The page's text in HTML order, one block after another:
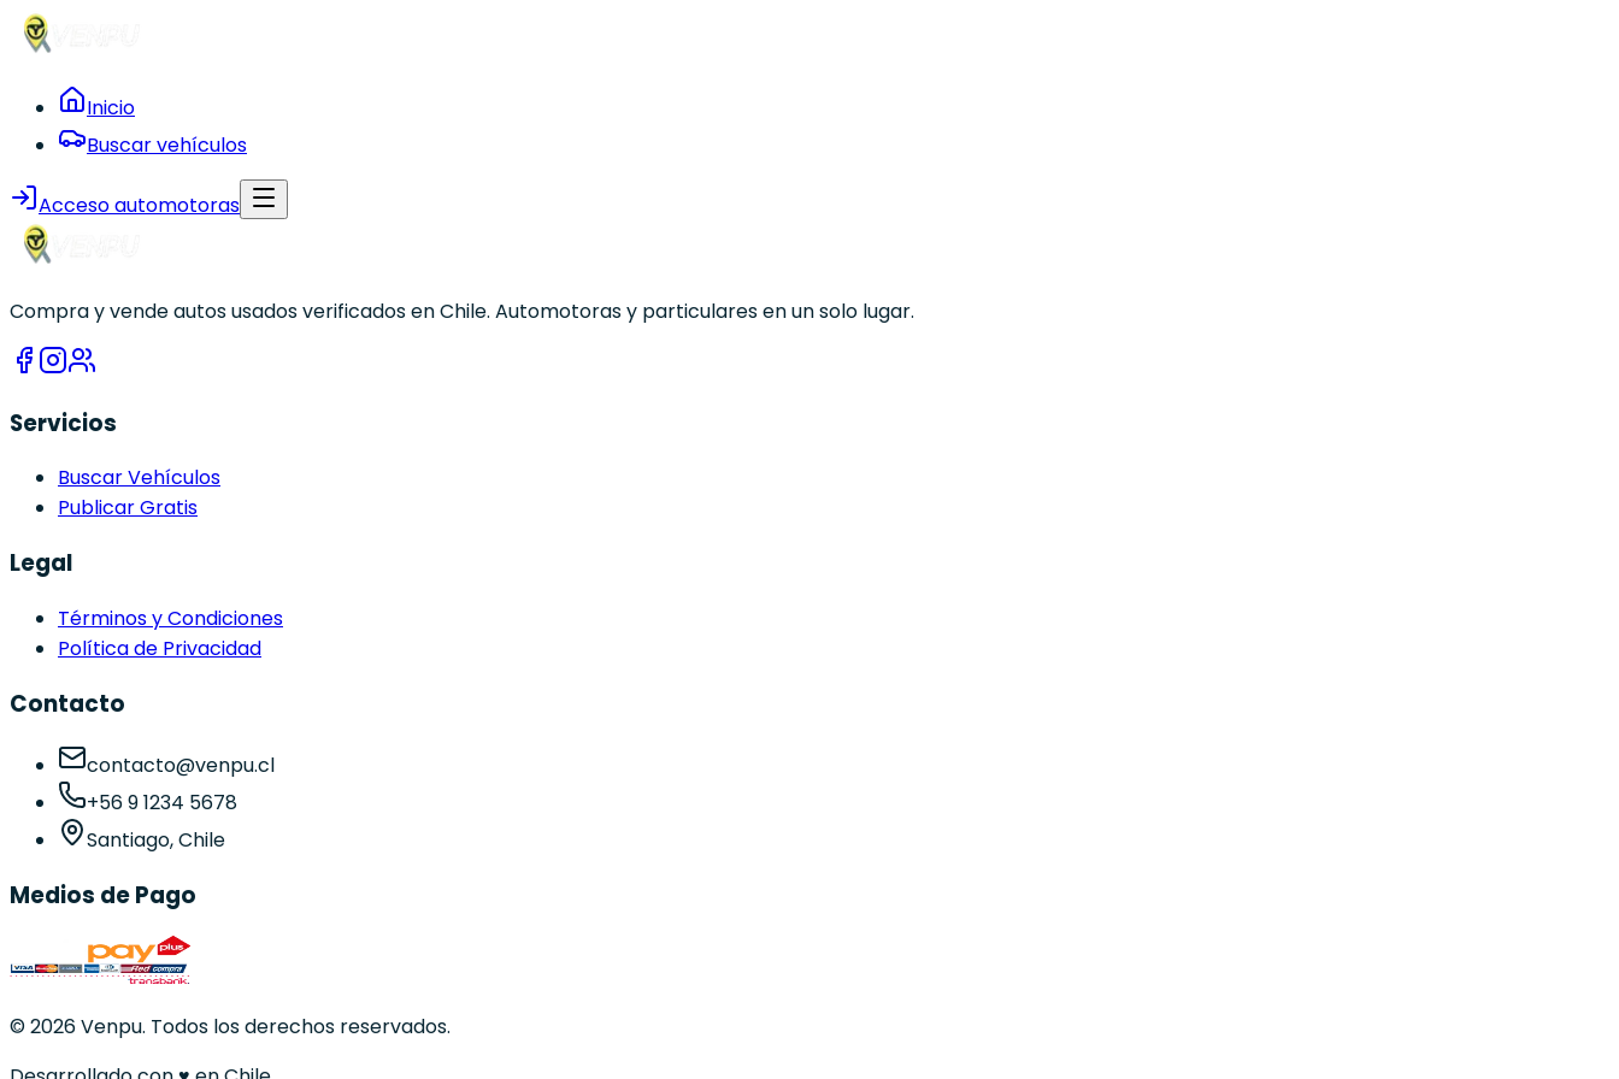
Inicio
Buscar vehículos
Acceso automotoras
Compra y vende autos usados verificados en Chile. Automotoras y particulares en un solo lugar.
Servicios
Buscar Vehículos
Publicar Gratis
Legal
Términos y Condiciones
Política de Privacidad
Contacto
contacto@venpu.cl
+56 9 1234 5678
Santiago, Chile
Medios de Pago
©2026Venpu. Todos los derechos reservados.